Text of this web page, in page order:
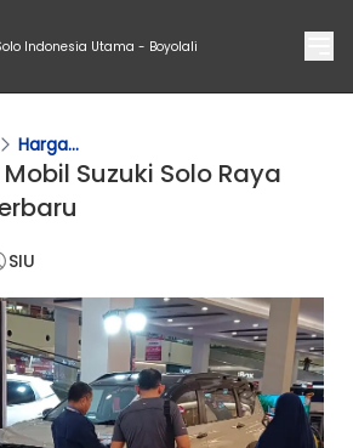
Indonesia Utama - Boyolali
Harga...
Suzuki Solo Raya
SIU